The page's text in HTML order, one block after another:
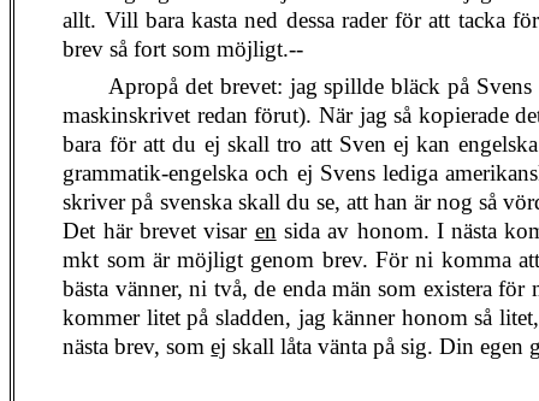
allt. Vill bara kasta ned dessa rader för att tacka
brev så fort som möjligt.--
Apropå det brevet: jag spillde bläck på
maskinskrivet redan förut). När jag så kopierade
bara för att du ej skall tro att Sven ej kan
grammatik-engelska och ej Svens lediga
skriver på svenska skall du se, att han är nog så
Det här brevet visar en sida av honom. I nästa
mkt som är möjligt genom brev. För ni komma
bästa vänner, ni två, de enda män som existera
kommer litet på sladden, jag känner honom så
nästa brev, somej skall låta vänta på sig. Din egen